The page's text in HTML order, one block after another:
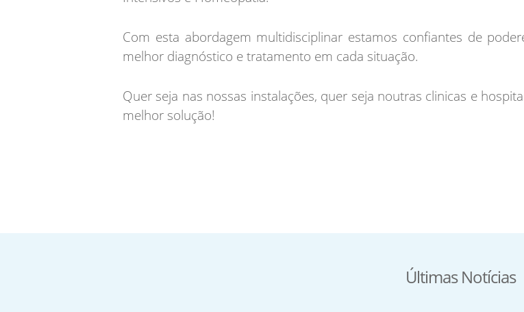
Com esta abordagem multidisciplinar estamos confiantes de
melhor diagnóstico e tratamento em cada situação.
Quer seja nas nossas instalações, quer seja noutras clinicas e
melhor solução!
Últimas Notícias